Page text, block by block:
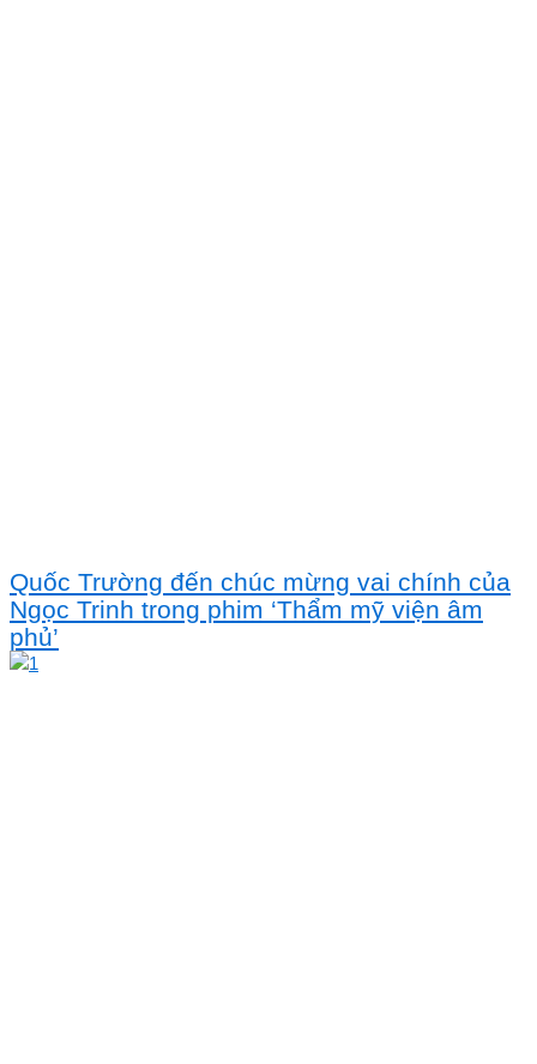
Quốc Trường đến chúc mừng vai chính của
Ngọc Trinh trong phim ‘Thẩm mỹ viện âm
phủ’